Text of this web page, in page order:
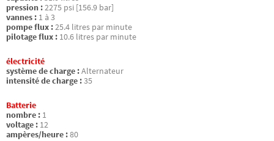
pression :2275 psi [156.9 bar]
vannes : 1 à 3
pompe flux :25.4 litres par minute
pilotage flux : 10.6 litres par minute
électricité
système de charge :Alternateur
intensité de charge :35
Batterie
nombre : 1
voltage : 12
ampères/heure :80